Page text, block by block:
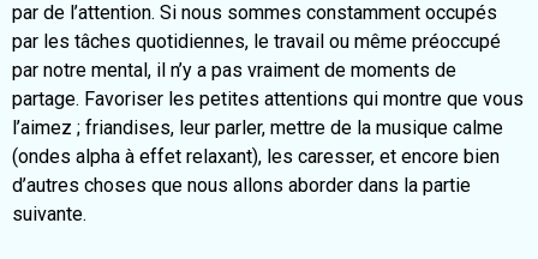
par de l’attention. Si nous sommes constamment occupés
par les tâches quotidiennes, le travail ou même préoccupé
par notre mental, il n’y a pas vraiment de moments de
partage. Favoriser les petites attentions qui montre que vous
l’aimez ; friandises, leur parler, mettre de la musique calme
(ondes alpha à effet relaxant), les caresser, et encore bien
d’autres choses que nous allons aborder dans la partie
suivante.